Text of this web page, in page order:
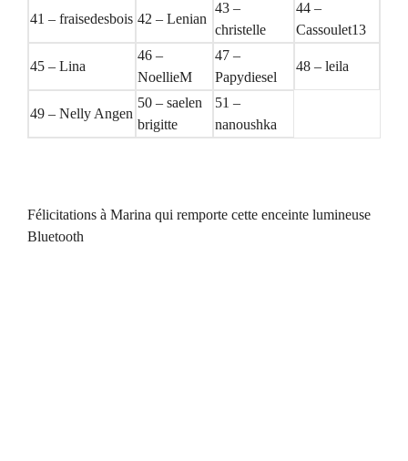
41 – fraisedesbois 42 – Lenian
43 –
christelle
44 –
Cassoulet13
45 – Lina
46 –
NoellieM
47 –
Papydiesel
48 – leila
49 – Nelly Angen
50 – saelen
brigitte
51 –
nanoushka
Félicitations à Marina qui remporte cette enceinte lumineuse
Bluetooth